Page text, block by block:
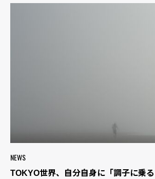
NEWS
TOKYO世界、自分自身に「調子に乗